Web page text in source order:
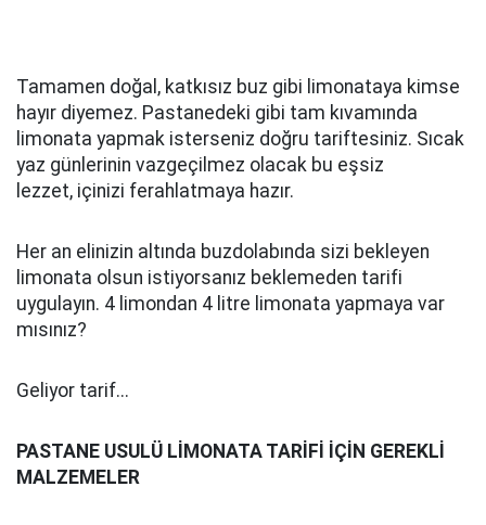
Tamamen doğal, katkısız buz gibi limonataya kimse
hayır diyemez. Pastanedeki gibi tam kıvamında
limonata yapmak isterseniz doğru tariftesiniz. Sıcak
yaz günlerinin vazgeçilmez olacak bu eşsiz
lezzet, içinizi ferahlatmaya hazır.
Her an elinizin altında buzdolabında sizi bekleyen
limonata olsun istiyorsanız beklemeden tarifi
uygulayın. 4 limondan 4 litre limonata yapmaya var
mısınız?
Geliyor tarif...
PASTANE USULÜ LİMONATA TARİFİ İÇİN GEREKLİ
MALZEMELER